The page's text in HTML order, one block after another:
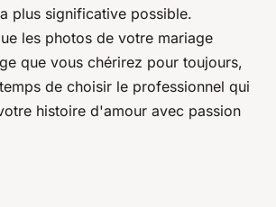
plus significative possible.
les photos de votre mariage
que vous chérirez pour toujours,
de choisir le professionnel qui
histoire d'amour avec passion